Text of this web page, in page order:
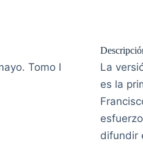
Tomo I
La
es la
difundir